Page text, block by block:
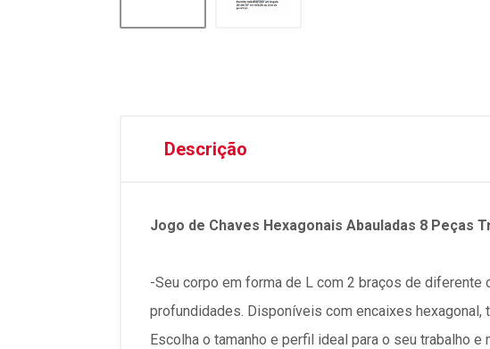
Descrição
Jogo de Chaves Hexagonais Abauladas 8 Peças
-Seu corpo em forma de L com 2 braços de
profundidades. Disponíveis com encaixes
Escolha o tamanho e perfil ideal para o seu trabalho e